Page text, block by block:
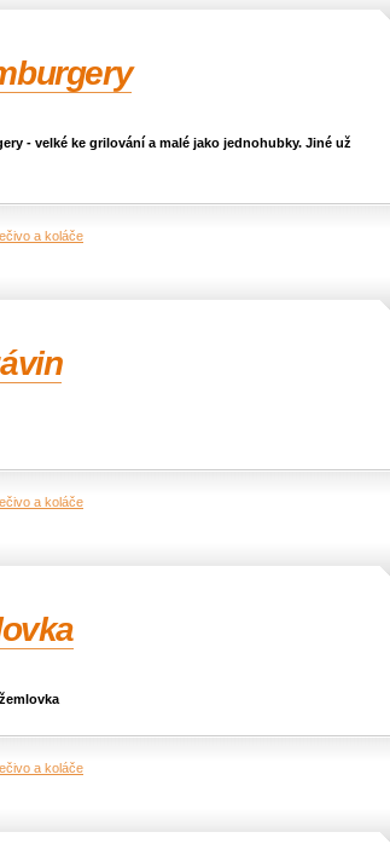
- velké ke grilování a malé jako jednohubky. Jiné už
a koláče
a koláče
a koláče